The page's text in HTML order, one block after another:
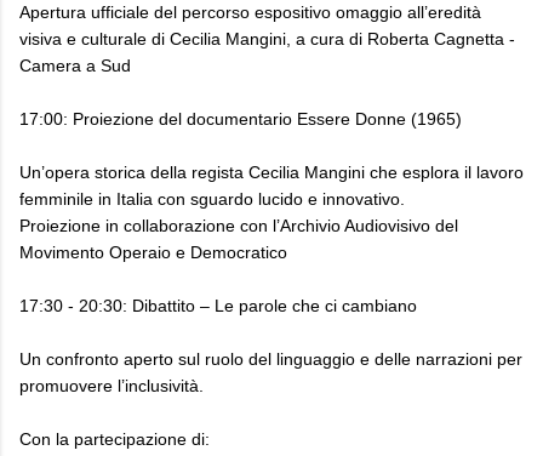
Apertura ufficiale del percorso espositivo omaggio all’eredità
visiva e culturale di Cecilia Mangini, a cura di Roberta Cagnetta -
Camera a Sud
17:00: Proiezione del documentario Essere Donne (1965)
Un’opera storica della regista Cecilia Mangini che esplora il lavoro
femminile in Italia con sguardo lucido e innovativo.
Proiezione in collaborazione con l’Archivio Audiovisivo del
Movimento Operaio e Democratico
17:30 - 20:30: Dibattito – Le parole che ci cambiano
Un confronto aperto sul ruolo del linguaggio e delle narrazioni per
promuovere l’inclusività.
Con la partecipazione di: